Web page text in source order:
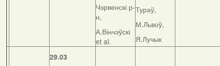
Чэрвенскі р-
н,
А.Вінчэўскі
et al.
Тураў,
М.Львоў,
Я.Лучык
29.03